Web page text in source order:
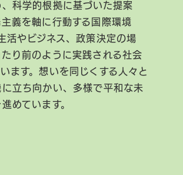
科学的根拠に基づいた提案
義を軸に行動する国際環境
活やビジネス、政策決定の場
り前のように実践される社会
ます。想いを同じくする人々と
立ち向かい、多様で平和な未
めています。